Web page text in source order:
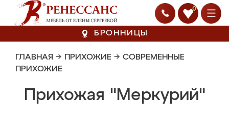
0
БРОННИЦЫ
ГЛАВНАЯ → ПРИХОЖИЕ → СОВРЕМЕННЫЕ
ПРИХОЖИЕ
Прихожая "Меркурий"